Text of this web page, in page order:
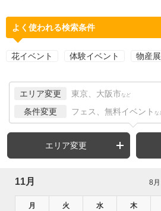
よく使われる検索条件
花イベント 体験イベント 物産
エリア変更 東京、大阪市 など
条件変更 フェス、無料イベント な
エリア変更
11月 8月
月 火 水 木